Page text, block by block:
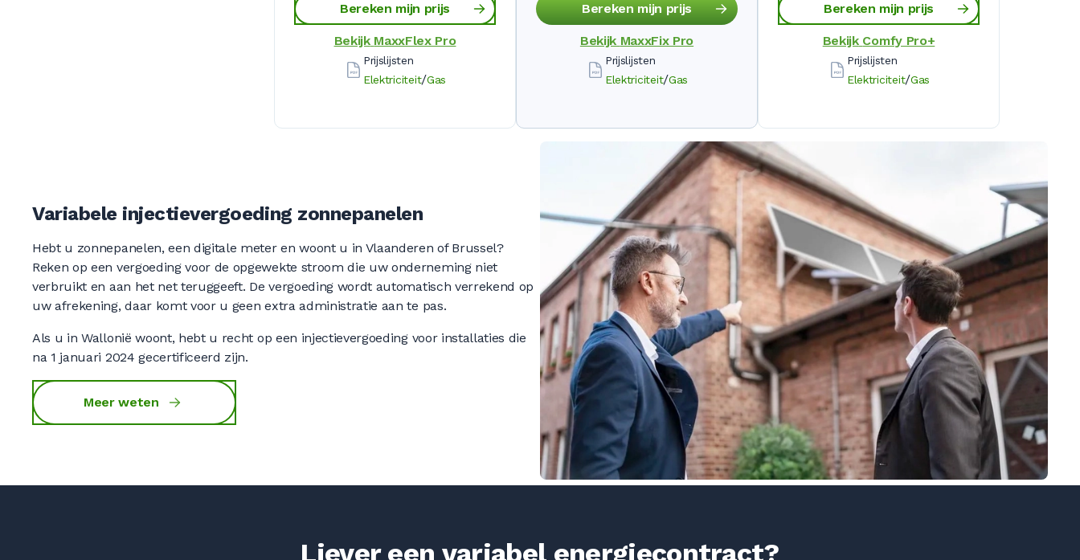
Bereken mijn prijs
Bekijk MaxxFlex Pro
Prijslijsten
Elektriciteit/Gas
Bereken mijn prijs
Bekijk MaxxFix Pro
Prijslijsten
Elektriciteit/Gas
Bereken mijn prijs
Bekijk Comfy Pro+
Prijslijsten
Elektriciteit/Gas
Variabele injectievergoeding zonnepanelen
Hebt u zonnepanelen, een digitale meter en woont u in Vlaanderen of Brussel?
Reken op een vergoeding voor de opgewekte stroom die uw onderneming niet
verbruikt en aan het net teruggeeft. De vergoeding wordt automatisch verrekend op
uw afrekening, daar komt voor u geen extra administratie aan te pas.
Als u in Wallonië woont, hebt u recht op een injectievergoeding voor installaties die
na 1 januari 2024 gecertificeerd zijn.
Meer weten
Liever een variabel energiecontract?